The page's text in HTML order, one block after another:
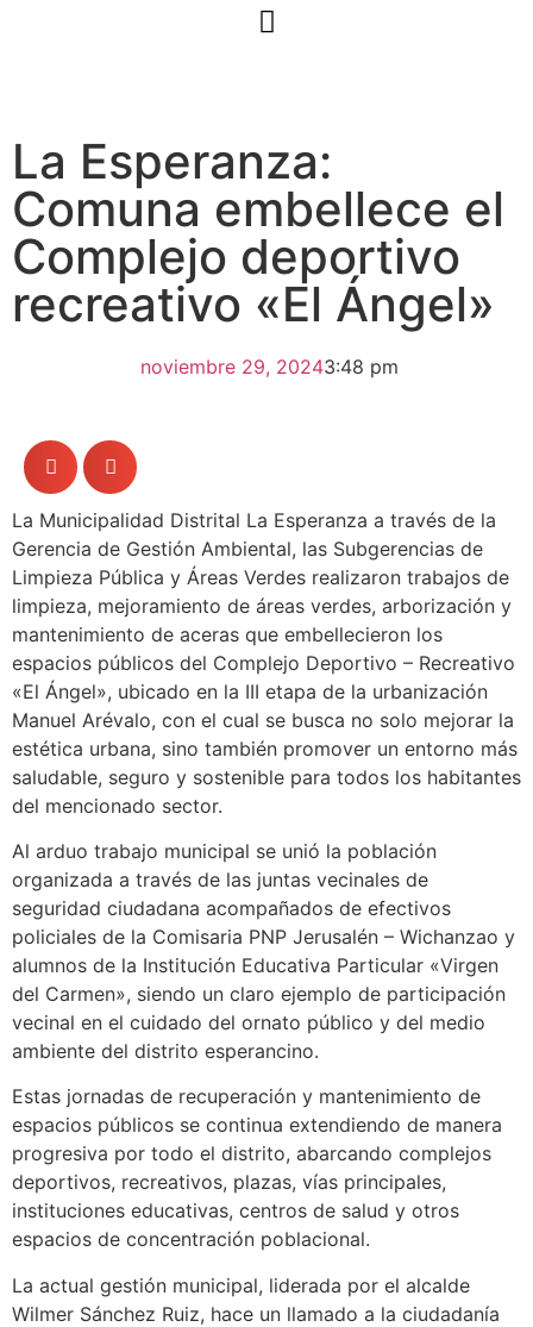
La Esperanza:
Comuna embellece el
Complejo deportivo
recreativo «El Ángel»
noviembre 29, 20243:48 pm
La Municipalidad Distrital La Esperanza a través de la
Gerencia de Gestión Ambiental, las Subgerencias de
Limpieza Pública y Áreas Verdes realizaron trabajos de
limpieza, mejoramiento de áreas verdes, arborización y
mantenimiento de aceras que embellecieron los
espacios públicos del Complejo Deportivo – Recreativo
«El Ángel», ubicado en la III etapa de la urbanización
Manuel Arévalo, con el cual se busca no solo mejorar la
estética urbana, sino también promover un entorno más
saludable, seguro y sostenible para todos los habitantes
del mencionado sector.
Al arduo trabajo municipal se unió la población
organizada a través de las juntas vecinales de
seguridad ciudadana acompañados de efectivos
policiales de la Comisaria PNP Jerusalén – Wichanzao y
alumnos de la Institución Educativa Particular «Virgen
del Carmen», siendo un claro ejemplo de participación
vecinal en el cuidado del ornato público y del medio
ambiente del distrito esperancino.
Estas jornadas de recuperación y mantenimiento de
espacios públicos se continua extendiendo de manera
progresiva por todo el distrito, abarcando complejos
deportivos, recreativos, plazas, vías principales,
instituciones educativas, centros de salud y otros
espacios de concentración poblacional.
La actual gestión municipal, liderada por el alcalde
Wilmer Sánchez Ruiz, hace un llamado a la ciudadanía